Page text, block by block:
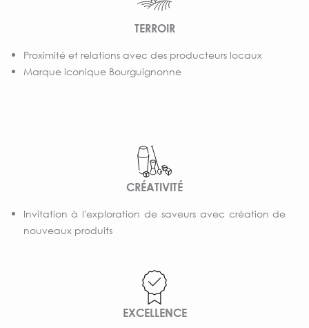
TERROIR
Proximité et relations avec des producteurs locaux
Marque iconique Bourguignonne
CRÉATIVITÉ
Invitation à l'exploration de saveurs avec création de
nouveaux produits
EXCELLENCE